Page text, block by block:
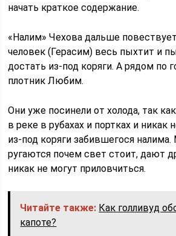
начать краткое содержание.
«Налим» Чехова дальше
человек (Герасим) весь пыхтит и
достать из-под коряги. А рядом по
плотник Любим.
Они уже посинели от холода, так
в реке в рубахах и портках и никак
из-под коряги забившегося
ругаются почем свет стоит, дают
никак не могут приловчиться.
Читайте также: Как голливуд
капоте?